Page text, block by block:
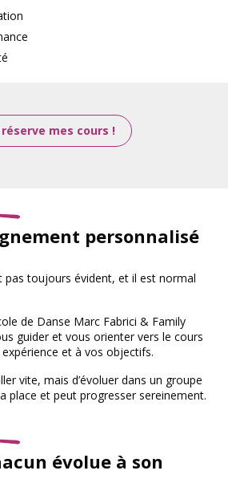
réserve mes cours !
personnalisé
pas toujours évident, et il est normal
de Danse Marc Fabrici & Family
guider et vous orienter vers le cours
et à vos objectifs.
vite, mais d’évoluer dans un groupe
place et peut progresser sereinement.
évolue à son